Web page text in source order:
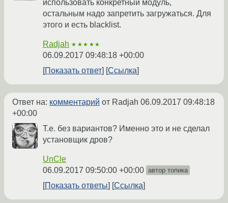
использовать конкретный модуль,
остальным надо запретить загружаться. Для
этого и есть blacklist.
Radjah ★★★★★
06.09.2017 09:48:18 +00:00
Показать ответ
Ссылка
Ответ на: комментарий от Radjah 06.09.2017 09:48:18
+00:00
Т.е. без вариантов? Именно это и не сделал
установщик дров?
UnCle
06.09.2017 09:50:00 +00:00 автор топика
Показать ответы Ссылка